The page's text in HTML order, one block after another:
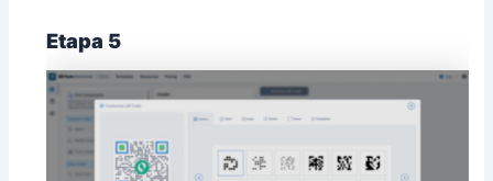
Etapa 5